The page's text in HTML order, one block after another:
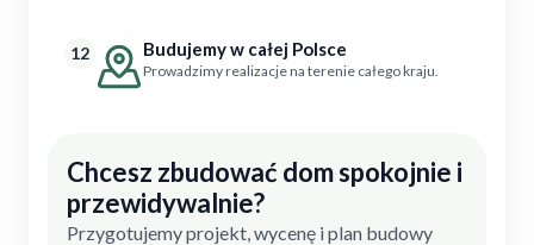
12 Budujemy w całej Polsce
Prowadzimy realizacje na terenie całego kraju.
Chcesz zbudować dom spokojnie i
przewidywalnie?
Przygotujemy projekt, wycenę i plan budowy